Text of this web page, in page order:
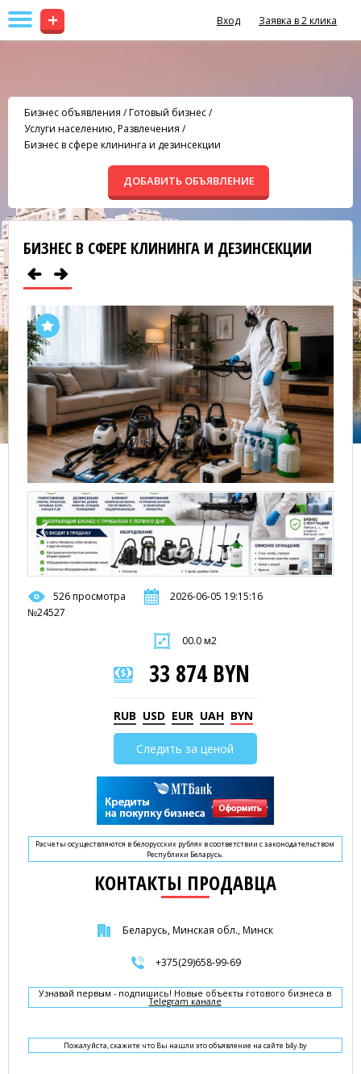
+ Вход Заявка в 2 клика
Бизнес объявления /Готовый бизнес/
Услуги населению, Развлечения /
Бизнес в сфере клининга и дезинсекции
ДОБАВИТЬ ОБЪЯВЛЕНИЕ
БИЗНЕС В СФЕРЕ КЛИНИНГА И ДЕЗИНСЕКЦИИ
526 просмотра
2026-06-05 19:15:16
№24527
00.0 м2
33 874 BYN
RUB USD EUR UAH BYN
Следить за ценой
Расчеты осуществляются в белорусских рублях в соответствии с законодательством
Республики Беларусь.
КОНТАКТЫ ПРОДАВЦА
Беларусь, Минская обл., Минск
+375(29)658-99-69
Узнавай первым - подпишись! Новые объекты готового бизнеса в
Telegram канале
Пожалуйста, скажите что Вы нашли это объявление на сайте b4y.by